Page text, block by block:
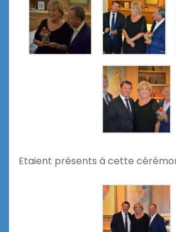
Etaient présents à cette